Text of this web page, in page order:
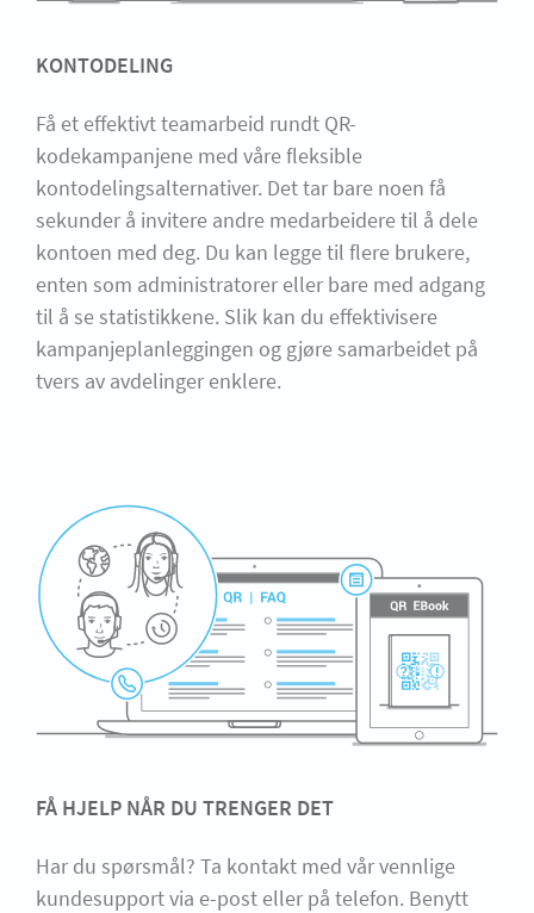
KONTODELING
Få et effektivt teamarbeid rundt QR-
kodekampanjene med våre fleksible
kontodelingsalternativer. Det tar bare noen få
sekunder å invitere andre medarbeidere til å dele
kontoen med deg. Du kan legge til flere brukere,
enten som administratorer eller bare med adgang
til å se statistikkene. Slik kan du effektivisere
kampanjeplanleggingen og gjøre samarbeidet på
tvers av avdelinger enklere.
FÅ HJELP NÅR DU TRENGER DET
Har du spørsmål? Ta kontakt med vår vennlige
kundesupport via e-post eller på telefon. Benytt